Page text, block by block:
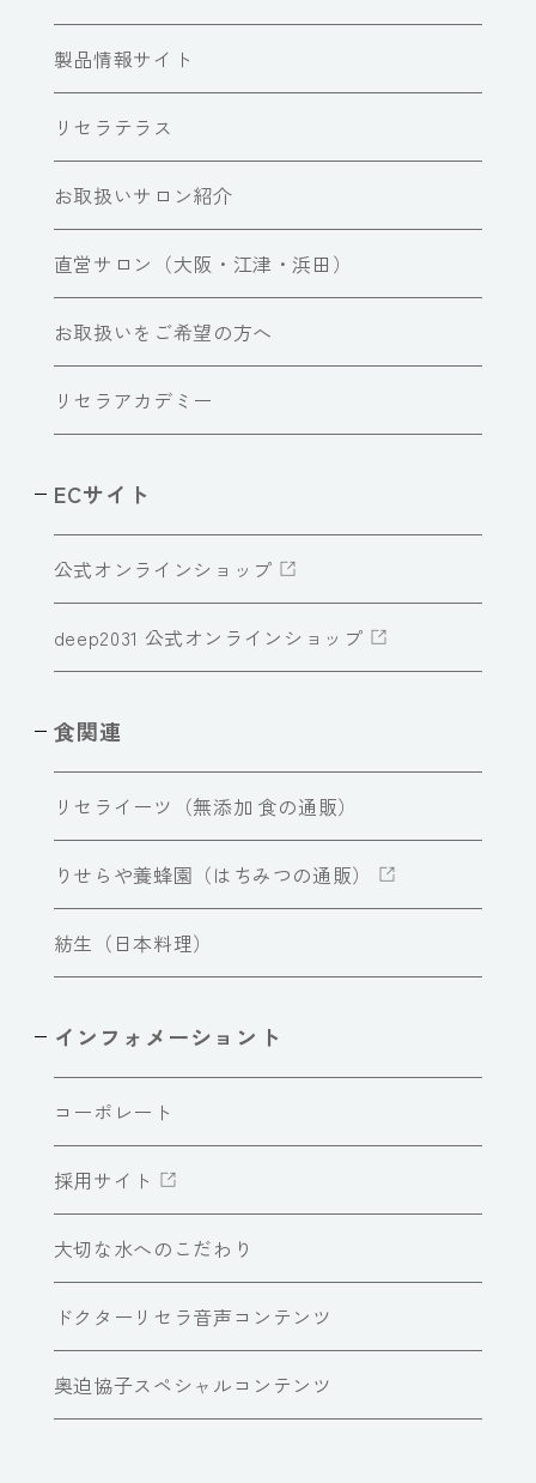
製品情報サイト
リセラテラス
お取扱いサロン紹介
直営サロン（大阪・江津・浜田）
お取扱いをご希望の方へ
リセラアカデミー
ECサイト
公式オンラインショップ
deep2031 公式オンラインショップ
食関連
リセライーツ（無添加 食の通販）
りせらや養蜂園（はちみつの通販）
紡生（日本料理）
インフォメーショント
コーポレート
採用サイト
大切な水へのこだわり
ドクターリセラ音声コンテンツ
奥迫協子スペシャルコンテンツ